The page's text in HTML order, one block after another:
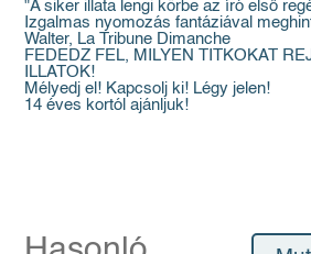
"A siker illata lengi körbe az író első
Izgalmas nyomozás fantáziával
Walter, La Tribune Dimanche
FEDEDZ FEL, MILYEN TITKOKAT
ILLATOK!
Mélyedj el! Kapcsolj ki! Légy jelen!
14 éves kortól ajánljuk!